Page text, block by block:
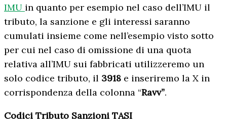
IMU in quanto per esempio nel caso dell’IMU il
tributo, la sanzione e gli interessi saranno
cumulati insieme come nell’esempio visto sotto
per cui nel caso di omissione di una quota
relativa all’IMU sui fabbricati utilizzeremo un
solo codice tributo, il 3918 e inseriremo la X in
corrispondenza della colonna “Ravv”.
Codici Tributo Sanzioni TASI